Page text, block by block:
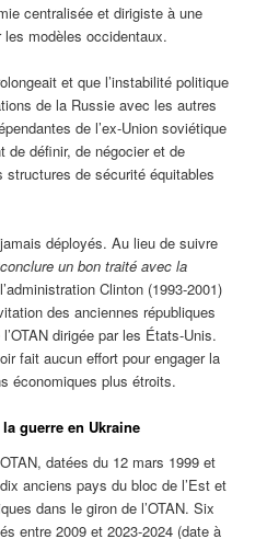
centralisée et dirigiste à une
modèles occidentaux.
et que l’instabilité politique
de la Russie avec les autres
de l’ex-Union soviétique
de définir, de négocier et de
de sécurité équitables
déployés. Au lieu de suivre
conclure un bon traité avec la
Clinton (1993-2001)
des anciennes républiques
dirigée par les États-Unis.
fait aucun effort pour engager la
économiques plus étroits.
la guerre en Ukraine
datées du 12 mars 1999 et
anciens pays du bloc de l’Est et
dans le giron de l’OTAN. Six
entre 2009 et 2023-2024 (date à